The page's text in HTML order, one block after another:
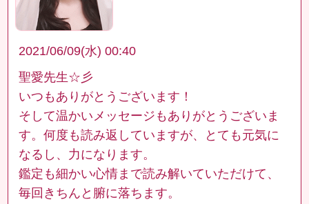
2021/06/09(水) 00:40
聖愛先生☆彡
いつもありがとうございます！
そして温かいメッセージもありがとうございま
す。何度も読み返していますが、とても元気に
なるし、力になります。
鑑定も細かい心情まで読み解いていただけて、
毎回きちんと腑に落ちます。